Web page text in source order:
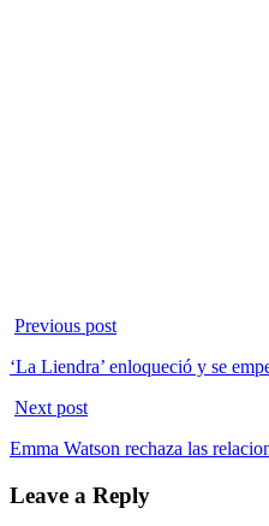
Previous post
‘La Liendra’ enloqueció y se
Next post
Emma Watson rechaza las
Leave a Reply